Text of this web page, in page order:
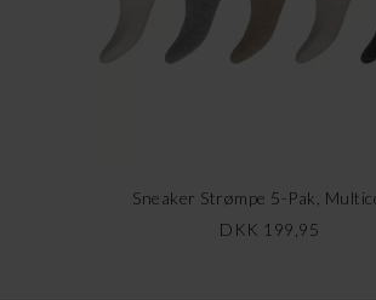
Sneaker Strømpe 5-Pak,
DKK 199,95